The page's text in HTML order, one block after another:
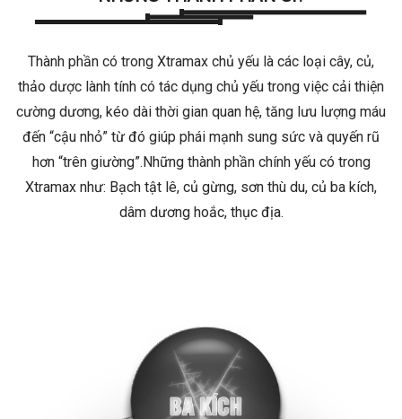
Thành phần có trong Xtramax chủ yếu là các loại cây, củ,
thảo dược lành tính có tác dụng chủ yếu trong việc cải thiện
cường dương, kéo dài thời gian quan hệ, tăng lưu lượng máu
đến “cậu nhỏ” từ đó giúp phái mạnh sung sức và quyến rũ
hơn “trên giường”.Những thành phần chính yếu có trong
Xtramax như: Bạch tật lê, củ gừng, sơn thù du, củ ba kích,
dâm dương hoắc, thục địa.